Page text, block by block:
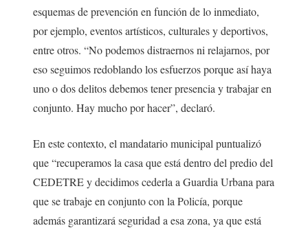
esquemas de prevención en función de lo inmediato,
por ejemplo, eventos artísticos, culturales y deportivos,
entre otros. “No podemos distraernos ni relajarnos, por
eso seguimos redoblando los esfuerzos porque así haya
uno o dos delitos debemos tener presencia y trabajar en
conjunto. Hay mucho por hacer”, declaró.
En este contexto, el mandatario municipal puntualizó
que “recuperamos la casa que está dentro del predio del
CEDETRE y decidimos cederla a Guardia Urbana para
que se trabaje en conjunto con la Policía, porque
además garantizará seguridad a esa zona, ya que está